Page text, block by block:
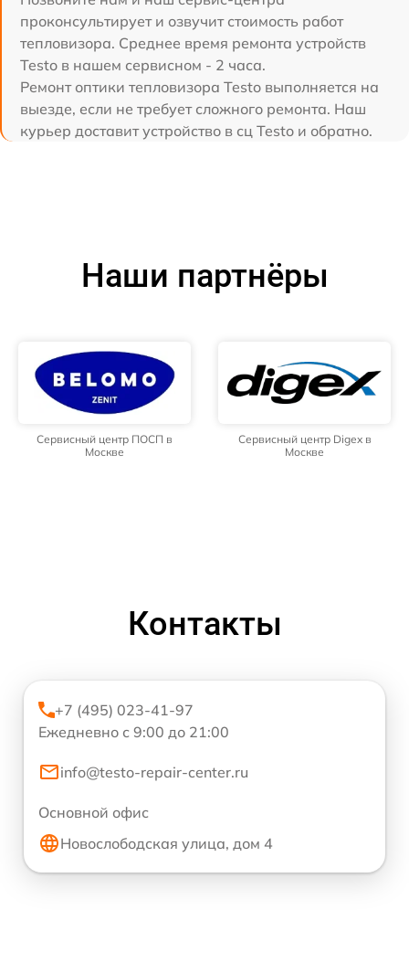
проконсультирует и озвучит стоимость работ
тепловизора. Среднее время ремонта устройств
Testo в нашем сервисном - 2 часа.
Ремонт оптики тепловизора Testo выполняется на
выезде, если не требует сложного ремонта. Наш
курьер доставит устройство в сц Testo и обратно.
Наши партнёры
Сервисный центр ПОСП в
Москве
Сервисный центр Digex в
Москве
Контакты
+7 (495) 023-41-97
Ежедневно с 9:00 до 21:00
info@testo-repair-center.ru
Основной офис
Новослободская улица, дом 4